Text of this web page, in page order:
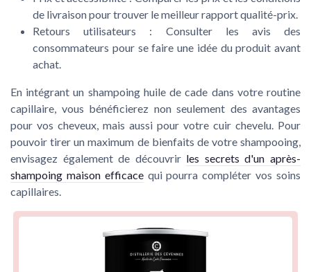
de livraison pour trouver le meilleur rapport qualité-prix.
Retours utilisateurs : Consulter les avis des
consommateurs pour se faire une idée du produit avant
achat.
En intégrant un shampoing huile de cade dans votre routine
capillaire, vous bénéficierez non seulement des avantages
pour vos cheveux, mais aussi pour votre cuir chevelu. Pour
pouvoir tirer un maximum de bienfaits de votre shampooing,
envisagez également de découvrir les secrets d'un après-
shampoing maison efficacequi pourra compléter vos soins
capillaires.